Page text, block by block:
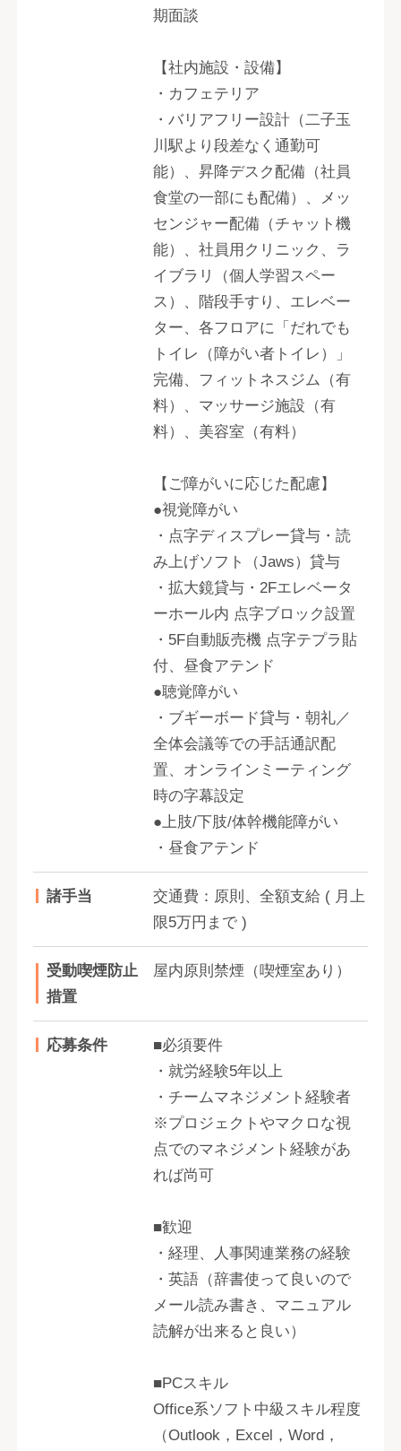
期面談
【社内施設・設備】
・カフェテリア
・バリアフリー設計（二子玉
川駅より段差なく通勤可
能）、昇降デスク配備（社員
食堂の一部にも配備）、メッ
センジャー配備（チャット機
能）、社員用クリニック、ラ
イブラリ（個人学習スペー
ス）、階段手すり、エレベー
ター、各フロアに「だれでも
トイレ（障がい者トイレ）」
完備、フィットネスジム（有
料）、マッサージ施設（有
料）、美容室（有料）
【ご障がいに応じた配慮】
●視覚障がい
・点字ディスプレー貸与・読
み上げソフト（Jaws）貸与
・拡大鏡貸与・2Fエレベータ
ーホール内 点字ブロック設置
・5F自動販売機 点字テプラ貼
付、昼食アテンド
●聴覚障がい
・ブギーボード貸与・朝礼／
全体会議等での手話通訳配
置、オンラインミーティング
時の字幕設定
●上肢/下肢/体幹機能障がい
・昼食アテンド
諸手当
交通費：原則、全額支給 ( 月上
限5万円まで )
受動喫煙防止
措置
屋内原則禁煙（喫煙室あり）
応募条件
■必須要件
・就労経験5年以上
・チームマネジメント経験者
※プロジェクトやマクロな視
点でのマネジメント経験があ
れば尚可
■歓迎
・経理、人事関連業務の経験
・英語（辞書使って良いので
メール読み書き、マニュアル
読解が出来ると良い）
■PCスキル
Office系ソフト中級スキル程度
（Outlook，Excel，Word，